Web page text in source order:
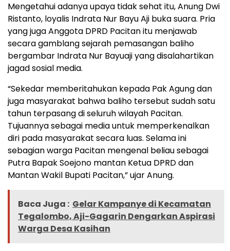
Mengetahui adanya upaya tidak sehat itu, Anung Dwi
Ristanto, loyalis Indrata Nur Bayu Aji buka suara. Pria
yang juga Anggota DPRD Pacitan itu menjawab
secara gamblang sejarah pemasangan baliho
bergambar Indrata Nur Bayuaji yang disalahartikan
jagad sosial media.
“Sekedar memberitahukan kepada Pak Agung dan
juga masyarakat bahwa baliho tersebut sudah satu
tahun terpasang di seluruh wilayah Pacitan.
Tujuannya sebagai media untuk memperkenalkan
diri pada masyarakat secara luas. Selama ini
sebagian warga Pacitan mengenal beliau sebagai
Putra Bapak Soejono mantan Ketua DPRD dan
Mantan Wakil Bupati Pacitan,” ujar Anung.
Baca Juga : Gelar Kampanye di Kecamatan
Tegalombo, Aji-Gagarin Dengarkan Aspirasi
Warga Desa Kasihan